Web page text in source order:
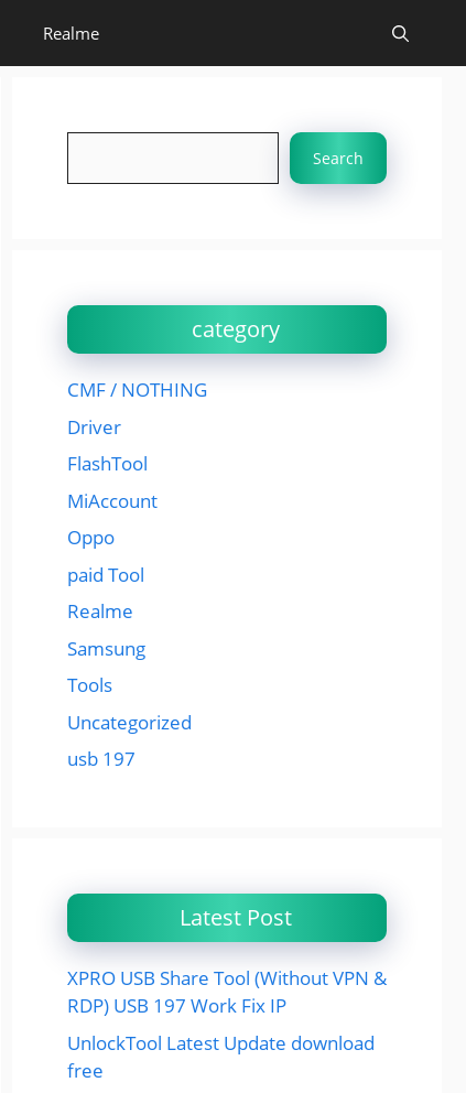
Realme
Search
category
CMF / NOTHING
Driver
FlashTool
MiAccount
Oppo
paid Tool
Realme
Samsung
Tools
Uncategorized
usb 197
Latest Post
XPRO USB Share Tool (Without VPN &
RDP) USB 197 Work Fix IP
UnlockTool Latest Update download
free